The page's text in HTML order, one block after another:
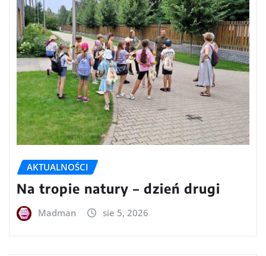
AKTUALNOŚCI
Na tropie natury – dzień drugi
Madman sie 5, 2026